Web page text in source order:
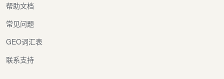
帮助文档
常见问题
GEO词汇表
联系支持